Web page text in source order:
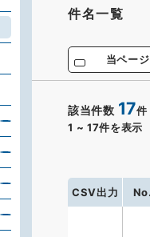
件名一覧
当ペー
該当件数 17件
1 ~ 17件を表示
CSV出力